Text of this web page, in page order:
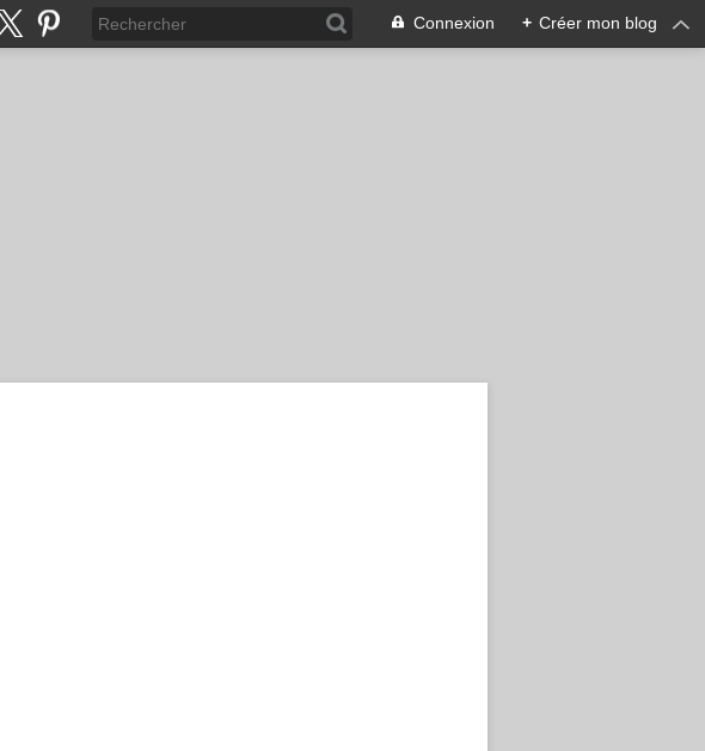
Connexion + Créer mon blog